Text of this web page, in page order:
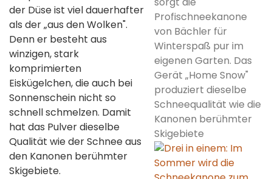
Profischneekanone
von Bächler für
Winterspaß pur im
eigenen Garten. Das
Gerät „Home Snow"
produziert dieselbe
Schneequalität wie die
Kanonen berühmter
Skigebiete
der Düse ist viel dauerhafter
als der „aus den Wolken".
Denn er besteht aus
winzigen, stark
komprimierten
Eiskügelchen, die auch bei
Sonnenschein nicht so
schnell schmelzen. Damit
hat das Pulver dieselbe
Qualität wie der Schnee aus
den Kanonen berühmter
Skigebiete.